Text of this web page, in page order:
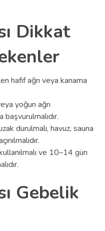
Dikkat
hafif ağrı veya kanama
yoğun ağrı
durulmalı, havuz, sauna
ve 10–14 gün
Gebelik